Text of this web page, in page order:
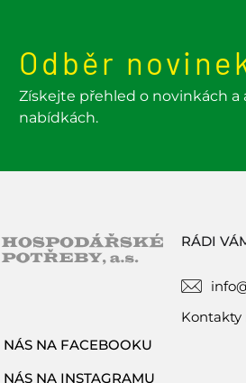
Odběr
Získejte přehled o novinkách
nabídkách.
RÁDI
Kontakty
NÁS NA FACEBOOKU
NÁS NA INSTAGRAMU